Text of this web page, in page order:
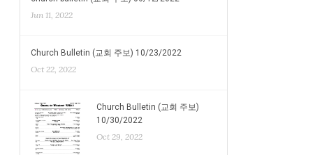
Jun 11, 2022
Church Bulletin (교회 주보) 10/23/2022
Oct 22, 2022
Church Bulletin (교회 주보)
10/30/2022
Oct 29, 2022